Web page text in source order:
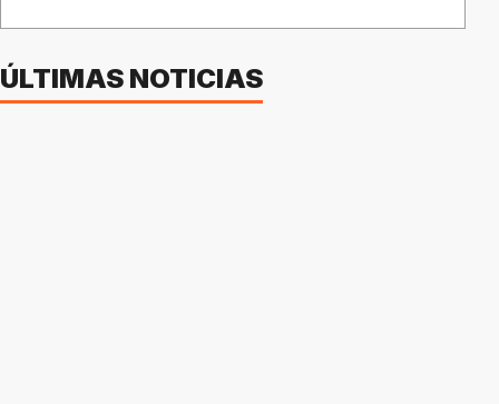
ÚLTIMAS NOTICIAS